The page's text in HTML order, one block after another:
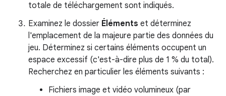
totale de téléchargement sont indiqués.
Examinez le dossier Éléments et déterminez
l'emplacement de la majeure partie des données du
jeu. Déterminez si certains éléments occupent un
espace excessif (c'est-à-dire plus de 1 % du total).
Recherchez en particulier les éléments suivants :
Fichiers image et vidéo volumineux (par